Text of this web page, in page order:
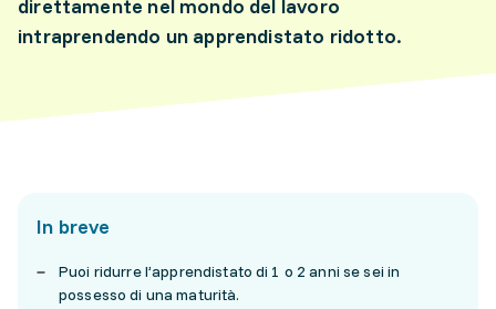
direttamente nel mondo del lavoro
intraprendendo un apprendistato ridotto.
In breve
Puoi ridurre l’apprendistato di 1 o 2 anni se sei in
possesso di una maturità.